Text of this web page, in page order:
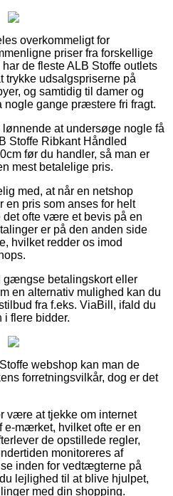
overkommeligt for
priser fra forskellige
de fleste ALB Stoffe outlets
trykke udsalgspriserne på
og samtidig til damer og
nogle gange præstere fri fragt.
at undersøge nogle få
Stoffe Ribkant Håndled
før du handler, så man er
mest betalelige pris.
med, at når en netshop
en pris som anses for helt
ofte være et bevis på en
er på den anden side
hvilket redder os imod
gængse betalingskort eller
en alternativ mulighed kan du
fra f.eks. ViaBill, ifald du
flere bidder.
webshop kan man de
forretningsvilkår, dog er det
være at tjekke om internet
e-mærket, hvilket ofte er en
de opstillede regler,
monitoreres af
inden for vedtægterne på
lejlighed til at blive hjulpet,
med din shopping.